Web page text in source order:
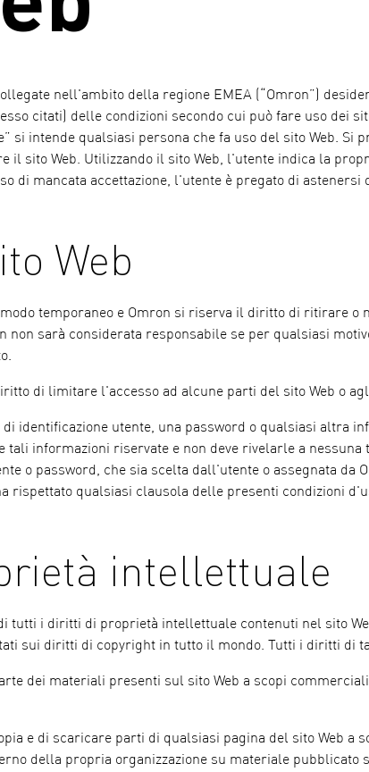
nell'ambito della regione EMEA (“Omron”)
citati) delle condizioni secondo cui può fare uso dei
si intende qualsiasi persona che fa uso del sito Web. Si
il sito Web. Utilizzando il sito Web, l'utente indica la
di mancata accettazione, l'utente è pregato di astenersi
Web
temporaneo e Omron si riserva il diritto di ritirare o
non sarà considerata responsabile se per qualsiasi
di limitare l'accesso ad alcune parti del sito Web o
identificazione utente, una password o qualsiasi altra
tali informazioni riservate e non deve rivelarle a
o password, che sia scelta dall'utente o assegnata da
rispettato qualsiasi clausola delle presenti condizioni
intellettuale
tutti i diritti di proprietà intellettuale contenuti nel sito
sui diritti di copyright in tutto il mondo. Tutti i diritti di
dei materiali presenti sul sito Web a scopi
e di scaricare parti di qualsiasi pagina del sito Web a
della propria organizzazione su materiale pubblicato